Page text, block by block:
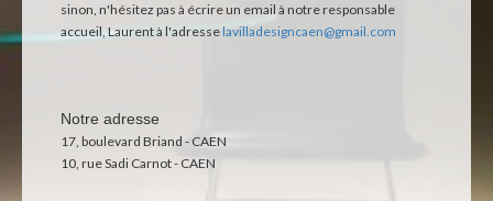
sinon, n'hésitez pas à écrire un email à notre responsable
accueil, Laurent à l'adresselavilladesigncaen@gmail.com
Notre adresse
17, boulevard Briand - CAEN
10, rue Sadi Carnot - CAEN